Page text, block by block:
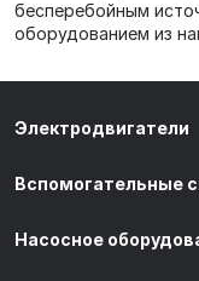
бесперебойным
оборудованием из
Электродвигатели
Вспомогательные
Насосное